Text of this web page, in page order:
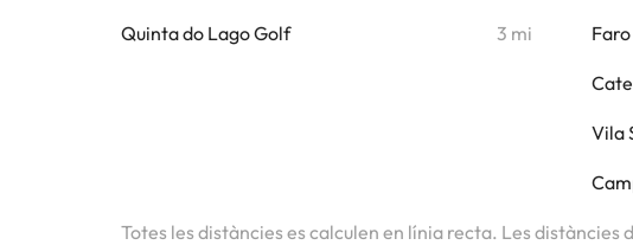
Quinta do Lago Golf 3 mi
Vila
Totes les distàncies es calculen en línia recta. Les